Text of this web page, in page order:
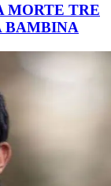
MORTE TRE
BAMBINA